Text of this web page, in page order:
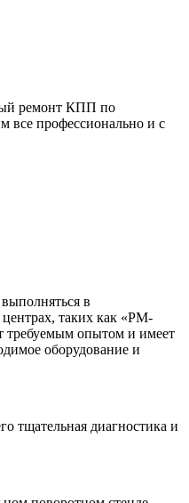
ремонт КПП по
все профессионально и с
в
таких как «РМ-
требуемым опытом и имеет
оборудование и
тщательная диагностика и